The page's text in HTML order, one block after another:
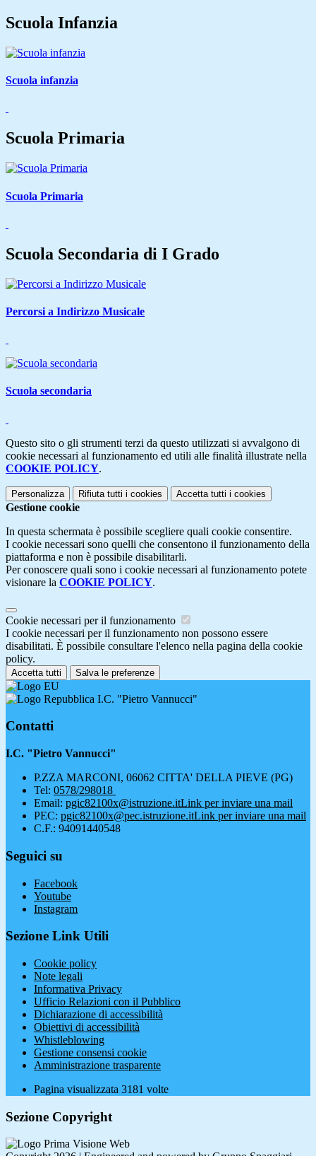
Scuola Infanzia
Scuola infanzia
Scuola Primaria
Scuola Primaria
Scuola Secondaria di I Grado
Percorsi a Indirizzo Musicale
Scuola secondaria
Questo sito o gli strumenti terzi da questo utilizzati si avvalgono di
cookie necessari al funzionamento ed utili alle finalità illustrate nella
COOKIE POLICY.
Personalizza Rifiuta tutti i cookies Accetta tutti i cookies
Gestione cookie
In questa schermata è possibile scegliere quali cookie consentire.
I cookie necessari sono quelli che consentono il funzionamento della
piattaforma e non è possibile disabilitarli.
Per conoscere quali sono i cookie necessari al funzionamento potete
visionare la COOKIE POLICY.
Cookie necessari per il funzionamento
I cookie necessari per il funzionamento non possono essere
disabilitati. È possibile consultare l'elenco nella pagina della cookie
policy.
Accetta tutti Salva le preferenze
I.C. "Pietro Vannucci"
Contatti
I.C. "Pietro Vannucci"
P.ZZA MARCONI, 06062 CITTA' DELLA PIEVE (PG)
Tel: 0578/298018
Email: pgic82100x@istruzione.itLink per inviare una mail
PEC: pgic82100x@pec.istruzione.itLink per inviare una mail
C.F.: 94091440548
Seguici su
Facebook
Youtube
Instagram
Sezione Link Utili
Cookie policy
Note legali
Informativa Privacy
Ufficio Relazioni con il Pubblico
Dichiarazione di accessibilità
Obiettivi di accessibilità
Whistleblowing
Gestione consensi cookie
Amministrazione trasparente
Pagina visualizzata 3181 volte
Sezione Copyright